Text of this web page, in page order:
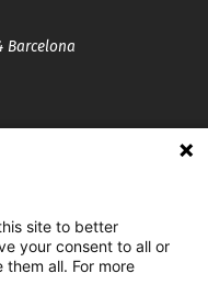
Barcelona
site to better
your consent to all or
all. For more